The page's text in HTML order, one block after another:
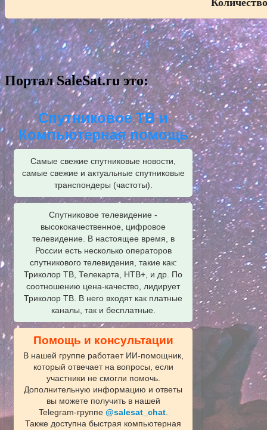
Портал SaleSat.ru это:
Спутниковое ТВ и
Компьютерная помощь
Самые свежие спутниковые новости,
самые свежие и актуальные спутниковые
транспондеры (частоты).
Спутниковое телевидение -
высококачественное, цифровое
телевидение. В настоящее время, в
России есть несколько операторов
спутникового телевидения, такие как:
Триколор ТВ, Телекарта, НТВ+, и др. По
соотношению цена-качество, лидирует
Триколор ТВ. В него входят как платные
каналы, так и бесплатные.
Помощь и консультации
В нашей группе работает ИИ‑помощник,
который отвечает на вопросы, если
участники не смогли помочь.
Дополнительную информацию и ответы
вы можете получить в нашей
Telegram‑группе @salesat_chat.
Также доступна быстрая компьютерная